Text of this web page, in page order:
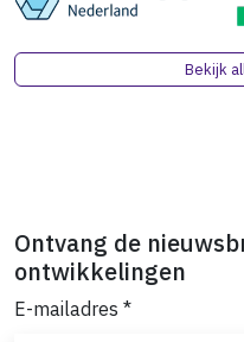
Bekijk
Ontvang de
ontwikkelingen
E-mailadres *